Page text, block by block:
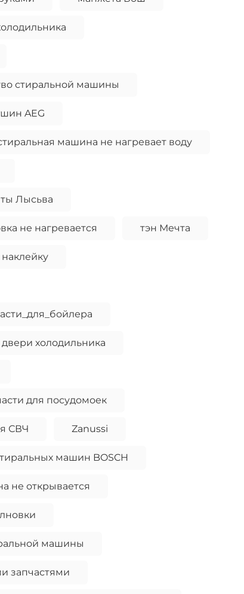
стиральной машины
AEG
машина не нагревает воду
Лысьва
не нагревается тэн Мечта
двери холодильника
для посудомоек
СВЧ Zanussi
машин BOSCH
не открывается
машины
запчастями